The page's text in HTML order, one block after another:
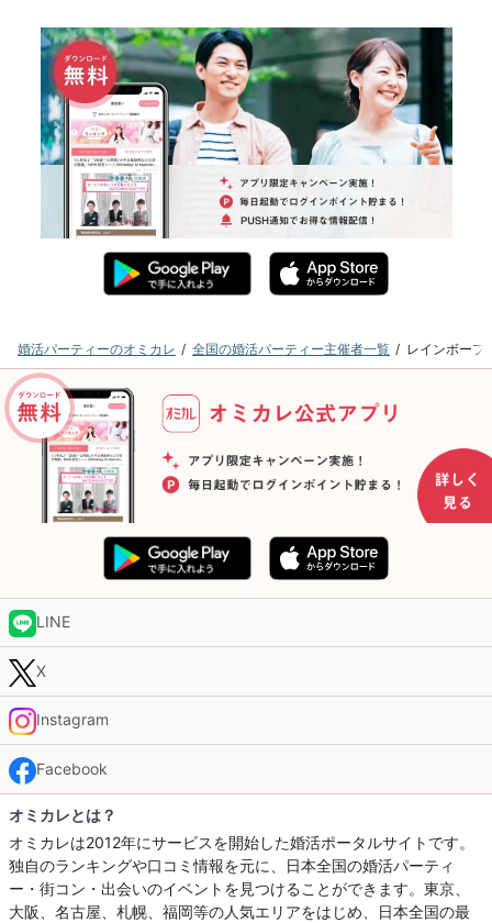
婚活パーティーのオミカレ 全国の婚活パーティー主催者一覧 レインボーフ
LINE
X
Instagram
Facebook
オミカレとは？
オミカレは2012年にサービスを開始した婚活ポータルサイトです。
独自のランキングや口コミ情報を元に、日本全国の婚活パーティ
ー・街コン・出会いのイベントを見つけることができます。東京、
大阪、名古屋、札幌、福岡等の人気エリアをはじめ、日本全国の最